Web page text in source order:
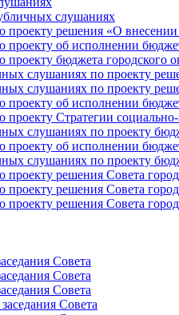
слушаниях
решения «О внесении
об исполнении
бюджета городского
слушаниях по проекту
слушаниях по проекту
об исполнении
Стратегии социально-
слушаниях по проекту
об исполнении
слушаниях по проекту
решения Совета
решения Совета
решения Совета
Совета
Совета
Совета
Совета